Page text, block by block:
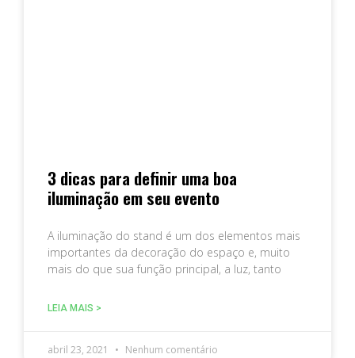
3 dicas para definir uma boa
iluminação em seu evento
A iluminação do stand é um dos elementos mais
importantes da decoração do espaço e, muito
mais do que sua função principal, a luz, tanto
LEIA MAIS >
abril 23, 2021 Nenhum comentário